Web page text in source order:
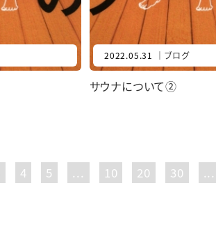
2022.05.31 ｜ ブログ
サウナについて②
4 5 ... 10 20 30 ...